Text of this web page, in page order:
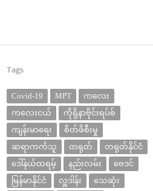
Tags
Covid-19 MPT
ကလေး
ကလေးငယ်
ကိုရိုနာဗိုင်းရပ်စ်
ကျန်းမာရေး
စိတ်ဖိစီးမှု
ဆရာကင်္ကသူ
တရုတ်
တရုတ်နိုင်ငံ
ဒေါ်နယ်ထရမ့်
နည်းလမ်း
ဗေဒင်
မြန်မာနိုင်ငံ
လှူဒါန်း သေဆုံး